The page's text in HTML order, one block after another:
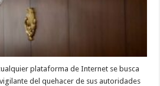
plataforma de Internet se busca
del quehacer de sus autoridades